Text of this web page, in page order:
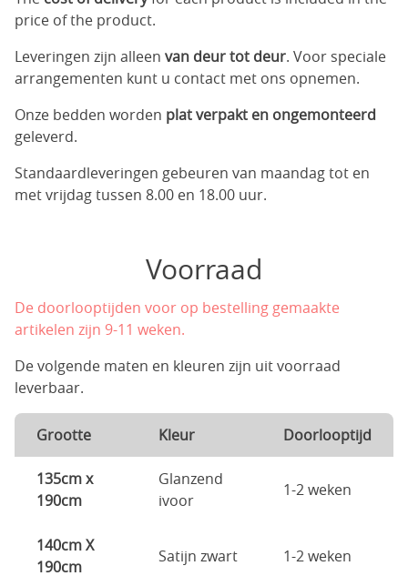
price of the product.
Leveringen zijn alleen van deur tot deur. Voor speciale
arrangementen kunt u contact met ons opnemen.
Onze bedden worden plat verpakt en ongemonteerd
geleverd.
Standaardleveringen gebeuren van maandag tot en
met vrijdag tussen 8.00 en 18.00 uur.
Voorraad
De doorlooptijden voor op bestelling gemaakte
artikelen zijn 9-11 weken.
De volgende maten en kleuren zijn uit voorraad
leverbaar.
Grootte Kleur Doorlooptijd
135cm x
190cm
Glanzend
ivoor
1-2 weken
140cm X
190cm
Satijn zwart 1-2 weken